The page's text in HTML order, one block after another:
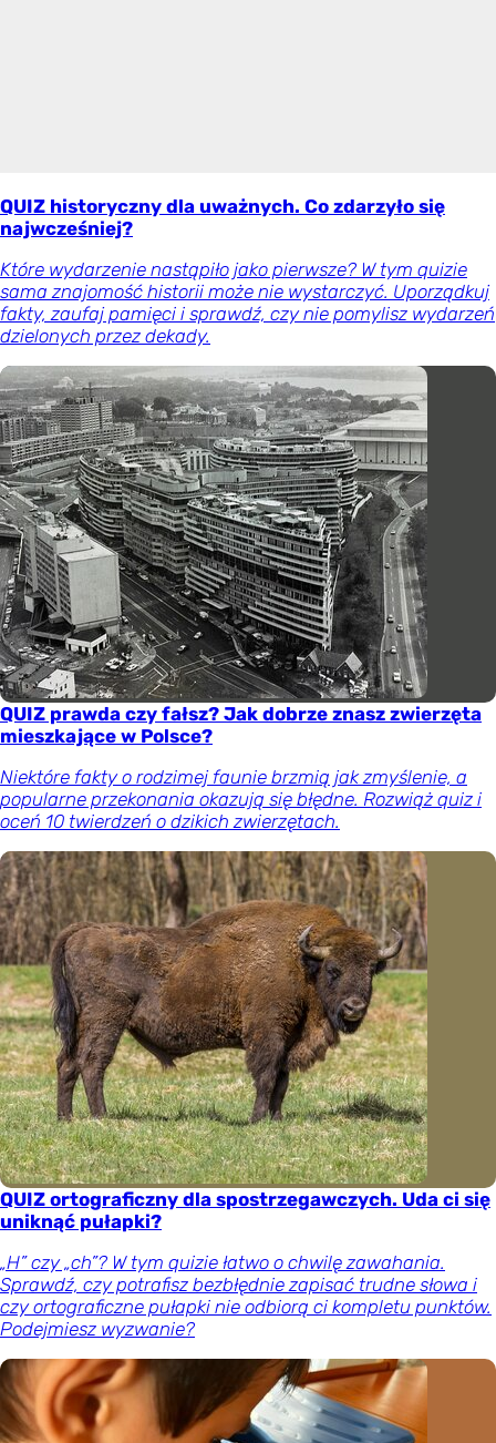
QUIZ historyczny dla uważnych. Co zdarzyło się
najwcześniej?
Które wydarzenie nastąpiło jako pierwsze? W tym quizie
sama znajomość historii może nie wystarczyć. Uporządkuj
fakty, zaufaj pamięci i sprawdź, czy nie pomylisz wydarzeń
dzielonych przez dekady.
QUIZ prawda czy fałsz? Jak dobrze znasz zwierzęta
mieszkające w Polsce?
Niektóre fakty o rodzimej faunie brzmią jak zmyślenie, a
popularne przekonania okazują się błędne. Rozwiąż quiz i
oceń 10 twierdzeń o dzikich zwierzętach.
QUIZ ortograficzny dla spostrzegawczych. Uda ci się
uniknąć pułapki?
„H” czy „ch”? W tym quizie łatwo o chwilę zawahania.
Sprawdź, czy potrafisz bezbłędnie zapisać trudne słowa i
czy ortograficzne pułapki nie odbiorą ci kompletu punktów.
Podejmiesz wyzwanie?